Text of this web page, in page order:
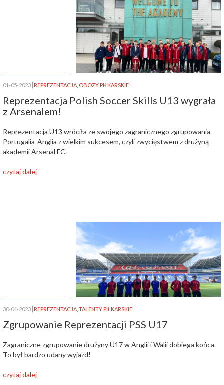
01-05-2023 REPREZENTACJA OBOZY PIŁKARSKIE
Reprezentacja Polish Soccer Skills U13 wygrała
z Arsenalem!
Reprezentacja U13 wróciła ze swojego zagranicznego zgrupowania
Portugalia-Anglia z wielkim sukcesem, czyli zwycięstwem z drużyną
akademii Arsenal FC.
czytaj dalej
30-04-2023 REPREZENTACJA TALENTY PIŁKARSKIE
Zgrupowanie Reprezentacji PSS U17
Zagraniczne zgrupowanie drużyny U17 w Anglii i Walii dobiega końca.
To był bardzo udany wyjazd!
czytaj dalej